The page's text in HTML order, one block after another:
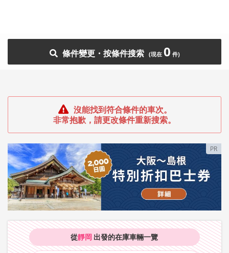
條件變更・按條件搜索 0
沒能找到符合條件的車次。
非常抱歉，請更改條件重新搜索。
PR
從靜岡 出發的在庫車輛一覽